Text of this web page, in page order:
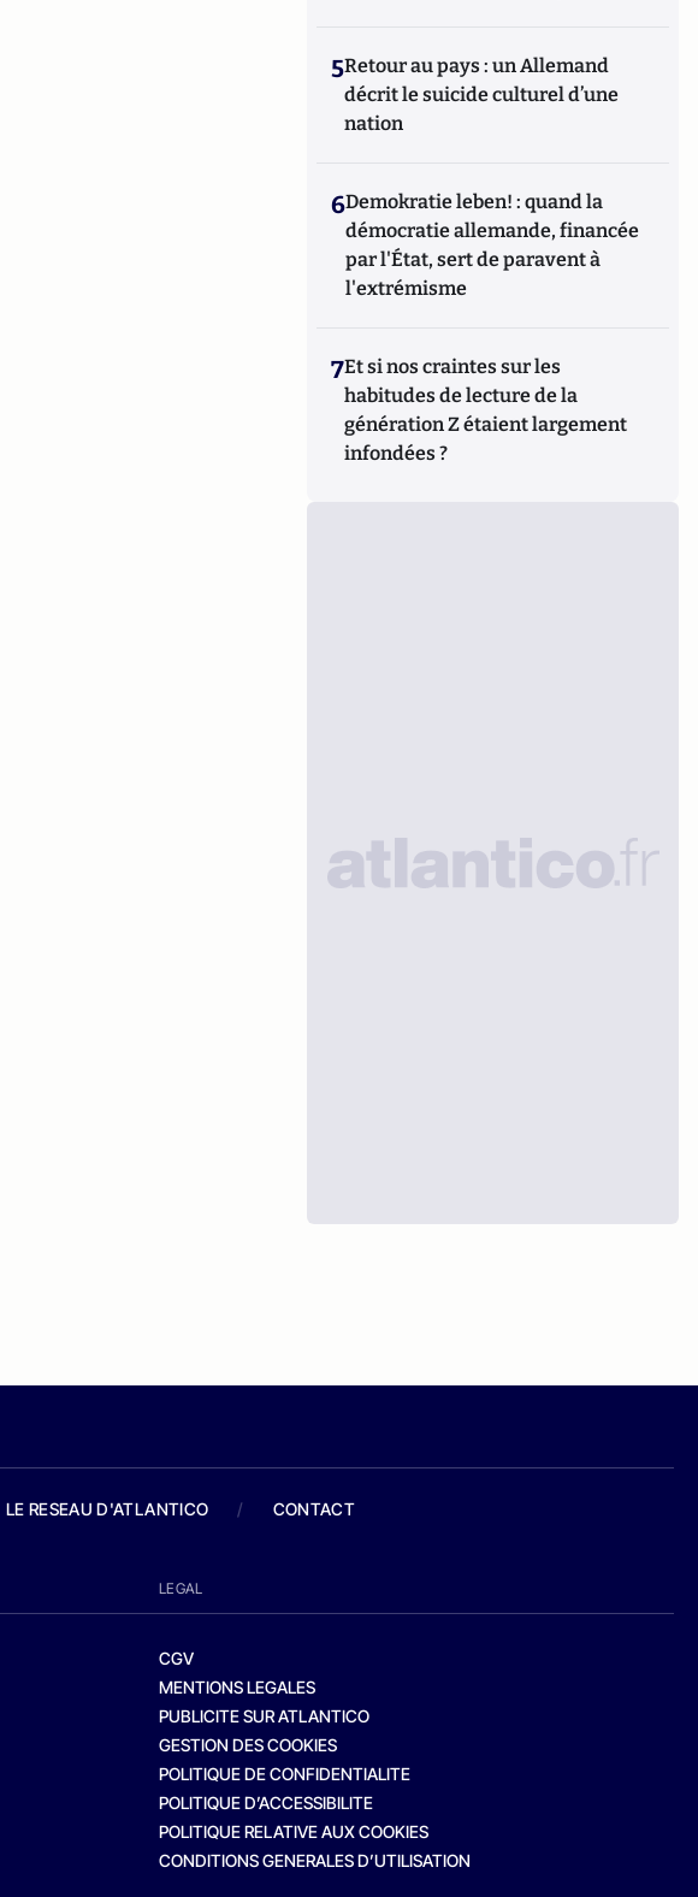
5Retour au pays : un Allemand
décrit le suicide culturel d’une
nation
6Demokratie leben! : quand la
démocratie allemande, financée
par l'État, sert de paravent à
l'extrémisme
7Et si nos craintes sur les
habitudes de lecture de la
génération Z étaient largement
infondées ?
LE RESEAU D'ATLANTICO / CONTACT
LEGAL
CGV
MENTIONS LEGALES
PUBLICITE SUR ATLANTICO
GESTION DES COOKIES
POLITIQUE DE CONFIDENTIALITE
POLITIQUE D’ACCESSIBILITE
POLITIQUE RELATIVE AUX COOKIES
CONDITIONS GENERALES D’UTILISATION